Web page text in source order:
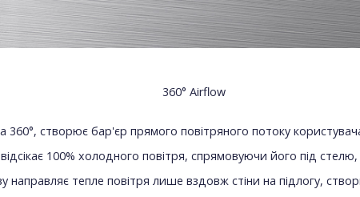
360° Airflow
360°, створює бар'єр прямого повітряного потоку
100% холодного повітря, спрямовуючи його під
направляє тепле повітря лише вздовж стіни на підлогу,